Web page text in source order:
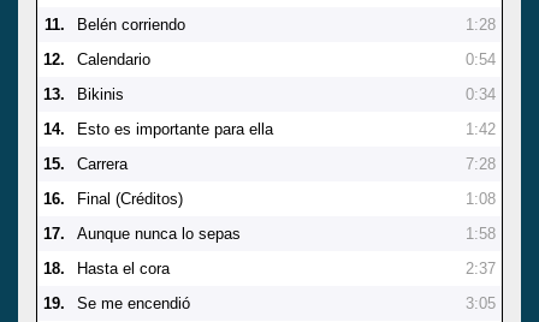
11.
Belén corriendo
1:28
12.
Calendario
0:54
13.
Bikinis
0:34
14.
Esto es importante para ella
1:42
15.
Carrera
7:28
16.
Final (Créditos)
1:08
17.
Aunque nunca lo sepas
1:58
18.
Hasta el cora
2:37
19.
Se me encendió
3:05